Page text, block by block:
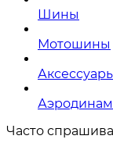
Шины
Мотошины
Часто